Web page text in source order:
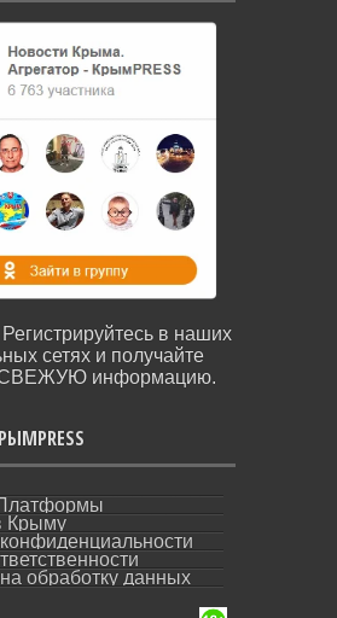
в наших
сетях и получайте
информацию.
Крыму
обработку данных